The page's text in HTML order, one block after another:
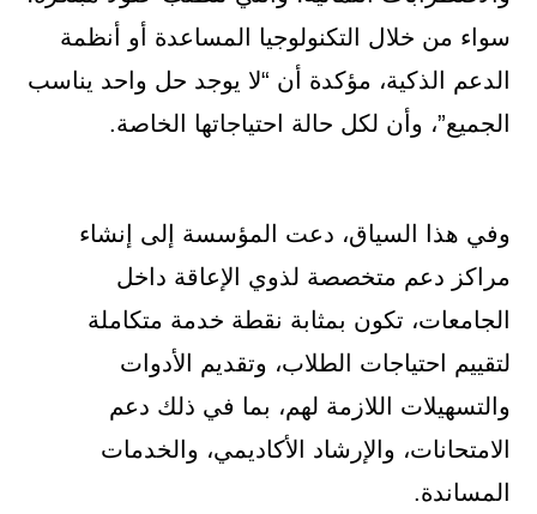
سواء من خلال التكنولوجيا المساعدة أو أنظمة
الدعم الذكية، مؤكدة أن “لا يوجد حل واحد يناسب
الجميع”، وأن لكل حالة احتياجاتها الخاصة.
وفي هذا السياق، دعت المؤسسة إلى إنشاء
مراكز دعم متخصصة لذوي الإعاقة داخل
الجامعات، تكون بمثابة نقطة خدمة متكاملة
لتقييم احتياجات الطلاب، وتقديم الأدوات
والتسهيلات اللازمة لهم، بما في ذلك دعم
الامتحانات، والإرشاد الأكاديمي، والخدمات
المساندة.